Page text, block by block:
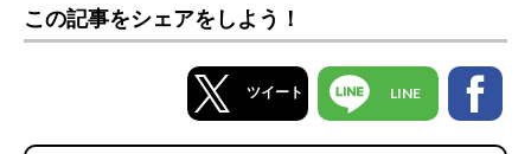
この記事をシェアをしよう！
ツイート LINE